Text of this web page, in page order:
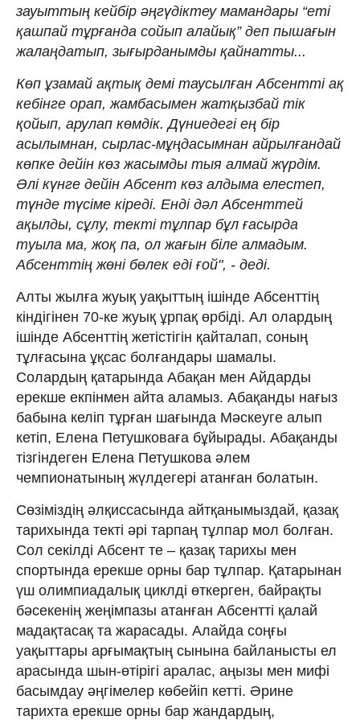
зауыттың кейбiр әңгүдiктеу мамандары “етi
қашпай тұрғанда сойып алайық” деп пышағын
жалаңдатып, зығырданымды қайнатты...
Көп ұзамай ақтық демi таусылған Абсенттi ақ
кебiнге орап, жамбасымен жатқызбай тiк
қойып, арулап көмдiк. Дүниедегi ең бiр
асылымнан, сырлас-мұңдасымнан айрылғандай
көпке дейiн көз жасымды тыя алмай жүрдiм.
Әлi күнге дейiн Абсент көз алдыма елестеп,
түнде түсiме кiредi. Ендi дәл Абсенттей
ақылды, сұлу, тектi тұлпар бұл ғасырда
туыла ма, жоқ па, ол жағын бiле алмадым.
Абсенттiң жөнi бөлек едi ғой", - деді.
Алты жылға жуық уақыттың iшiнде Абсенттің
кіндігінен 70-ке жуық ұрпақ өрбіді. Ал олардың
ішінде Абсенттің жетістігін қайталап, соның
тұлғасына ұқсас болғандары шамалы.
Солардың қатарында Абақан мен Айдарды
ерекше екпінмен айта аламыз. Абақанды нағыз
бабына келіп тұрған шағында Мәскеуге алып
кетіп, Елена Петушковаға бұйырады. Абақанды
тізгіндеген Елена Петушкова әлем
чемпионатының жүлдегері атанған болатын.
Сөзіміздің әлқиссасында айтқанымыздай, қазақ
тарихында текті әрі тарпаң тұлпар мол болған.
Сол секілді Абсент те – қазақ тарихы мен
спортында ерекше орны бар тұлпар. Қатарынан
үш олимпиадалық циклді өткерген, байрақты
бәсекенің жеңімпазы атанған Абсентті қалай
мадақтасақ та жарасады. Алайда соңғы
уақыттары арғымақтың сынына байланысты ел
арасында шын-өтірігі аралас, аңызы мен мифі
басымдау әңгімелер көбейіп кетті. Әрине
тарихта ерекше орны бар жандардың,